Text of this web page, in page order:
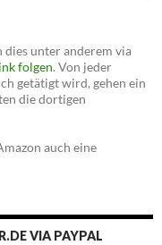
unter anderem via
folgen. Von jeder
getätigt wird, gehen ein
die dortigen
auch eine
VIA PAYPAL